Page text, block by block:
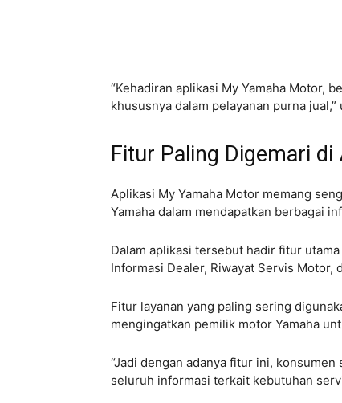
“Kehadiran aplikasi My Yamaha Motor,
khususnya dalam pelayanan purna
Fitur Paling Digemari
Aplikasi My Yamaha Motor memang
Yamaha dalam mendapatkan berbagai
Dalam aplikasi tersebut hadir fitur
Informasi Dealer, Riwayat Servis Motor,
Fitur layanan yang paling sering
mengingatkan pemilik motor Yamaha
“Jadi dengan adanya fitur ini,
seluruh informasi terkait kebutuhan